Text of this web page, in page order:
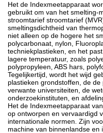
Het de Indexmeetapparaat
gebruikt om van het smelting-
stroomtarief stroomtarief
smeltingsdichtheid van
niet alleen op de hogere het
polycarbonaat, nylon,
techniekplastieken, en het
lagere temperatuur, zoals
polypropyleen, ABS hars,
Tegelijkertijd, wordt het wijd
plastieken grondstoffen, de
verwante universiteiten, de
onderzoekinstituten, en
Het de Indexmeetapparaat
op ontworpen en vervaardigd
internationale normen. Zijn
machine van binnenlandse